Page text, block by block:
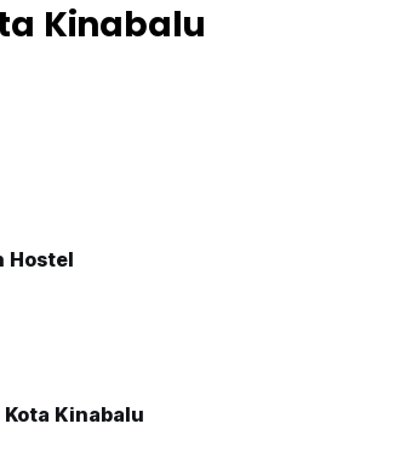
Kinabalu
Hostel
Kinabalu